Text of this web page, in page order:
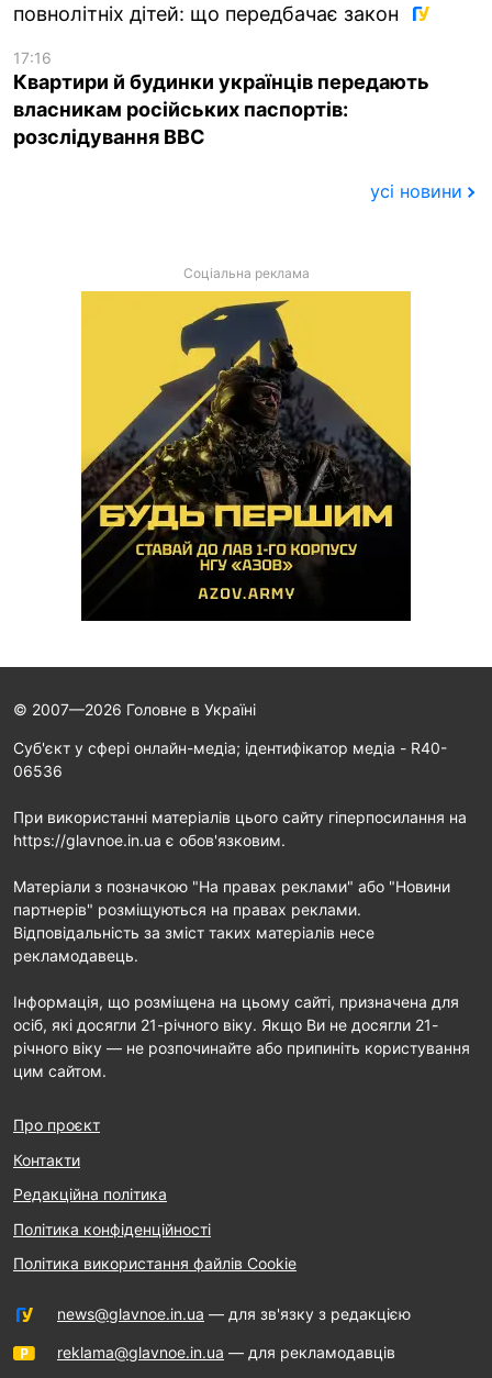
повнолітніх дітей: що передбачає закон
17:16
Квартири й будинки українців передають
власникам російських паспортів:
розслідування BBC
усі новини
Соціальна реклама
© 2007—2026 Головне в Україні
Cуб'єкт у сфері онлайн-медіа; ідентифікатор медіа - R40-
06536
При використанні матеріалів цього сайту гіперпосилання на
https://glavnoe.in.ua є обов'язковим.
Матеріали з позначкою "На правах реклами" або "Новини
партнерів" розміщуються на правах реклами.
Відповідальність за зміст таких матеріалів несе
рекламодавець.
Інформація, що розміщена на цьому сайті, призначена для
осіб, які досягли 21-річного віку. Якщо Ви не досягли 21-
річного віку — не розпочинайте або припиніть користування
цим сайтом.
Про проєкт
Контакти
Редакційна політика
Політика конфіденційності
Політика використання файлів Cookie
news@glavnoe.in.ua — для зв'язку з редакцією
reklama@glavnoe.in.ua — для рекламодавців